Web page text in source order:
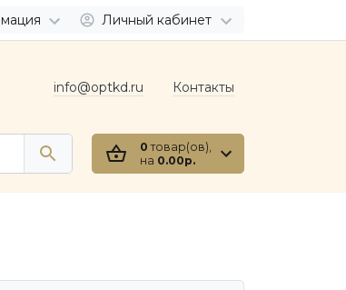
Личный кабинет
info@optkd.ru Контакты
0 товар(ов),
на 0.00р.